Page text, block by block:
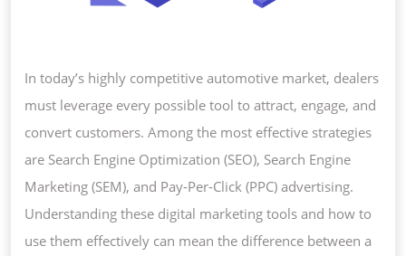
In today’s highly competitive automotive market, dealers
must leverage every possible tool to attract, engage, and
convert customers. Among the most effective strategies
are Search Engine Optimization (SEO), Search Engine
Marketing (SEM), and Pay-Per-Click (PPC) advertising.
Understanding these digital marketing tools and how to
use them effectively can mean the difference between a